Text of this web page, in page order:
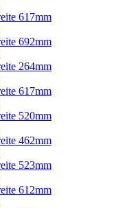
617mm
692mm
264mm
617mm
520mm
462mm
523mm
612mm